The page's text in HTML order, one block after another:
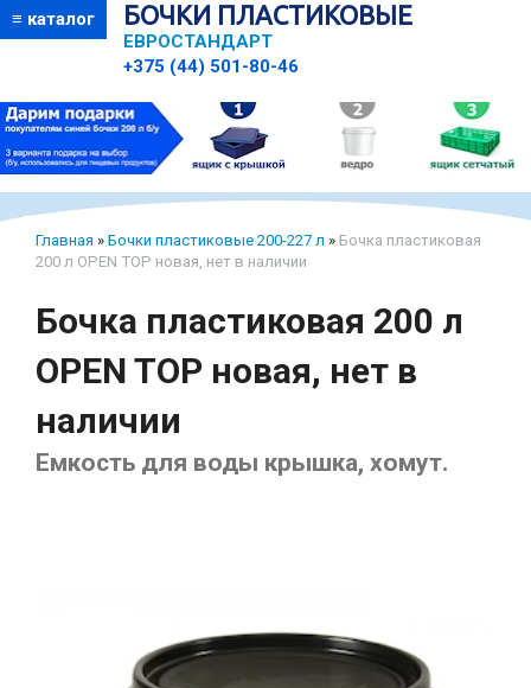
≡ каталог БОЧКИ ПЛАСТИКОВЫЕ
ЕВРОСТАНДАРТ
+375 (44) 501-80-46
Главная » Бочки пластиковые 200-227 л » Бочка пластиковая
200 л OPEN TOP новая, нет в наличии
Бочка пластиковая 200 л
OPEN TOP новая, нет в
наличии
Емкость для воды крышка, хомут.